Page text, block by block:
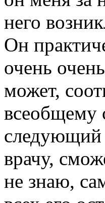
него
Он
очень
может,
всеобщему
следующий
врачу,
не знаю,